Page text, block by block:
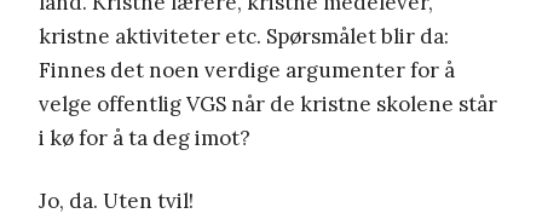
kristne aktiviteter etc. Spørsmålet blir da:
Finnes det noen verdige argumenter for å
velge offentlig VGS når de kristne skolene står
i kø for å ta deg imot?
Jo, da. Uten tvil!